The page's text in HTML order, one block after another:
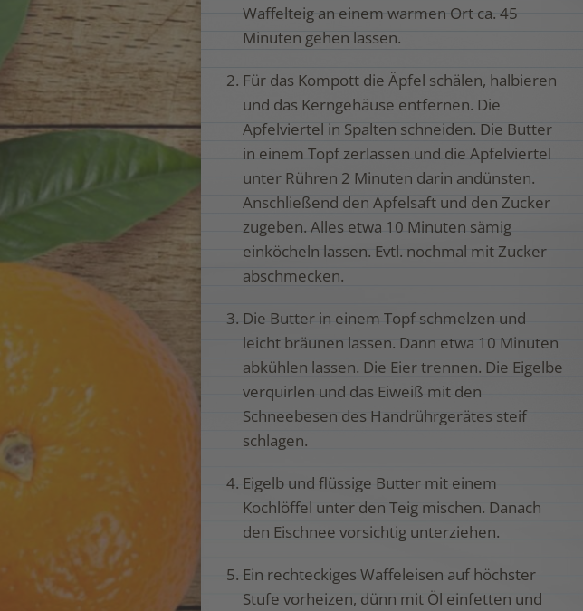
Waffelteig an einem warmen Ort ca. 45
Minuten gehen lassen.
Für das Kompott die Äpfel schälen, halbieren
und das Kerngehäuse entfernen. Die
Apfelviertel in Spalten schneiden. Die Butter
in einem Topf zerlassen und die Apfelviertel
unter Rühren 2 Minuten darin andünsten.
Anschließend den Apfelsaft und den Zucker
zugeben. Alles etwa 10 Minuten sämig
einköcheln lassen. Evtl. nochmal mit Zucker
abschmecken.
Die Butter in einem Topf schmelzen und
leicht bräunen lassen. Dann etwa 10 Minuten
abkühlen lassen. Die Eier trennen. Die Eigelbe
verquirlen und das Eiweiß mit den
Schneebesen des Handrührgerätes steif
schlagen.
Eigelb und flüssige Butter mit einem
Kochlöffel unter den Teig mischen. Danach
den Eischnee vorsichtig unterziehen.
Ein rechteckiges Waffeleisen auf höchster
Stufe vorheizen, dünn mit Öl einfetten und